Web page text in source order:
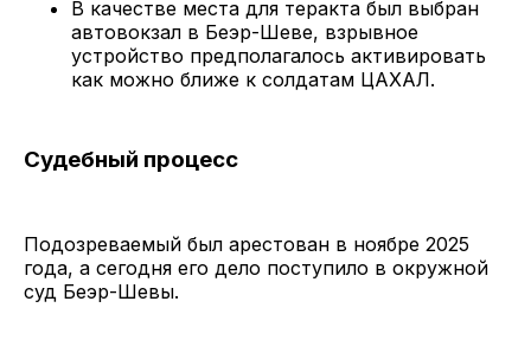
В качестве места для теракта был выбран
автовокзал в Беэр-Шеве, взрывное
устройство предполагалось активировать
как можно ближе к солдатам ЦАХАЛ.
Судебный процесс
Подозреваемый был арестован в ноябре 2025
года, а сегодня его дело поступило в окружной
суд Беэр-Шевы.